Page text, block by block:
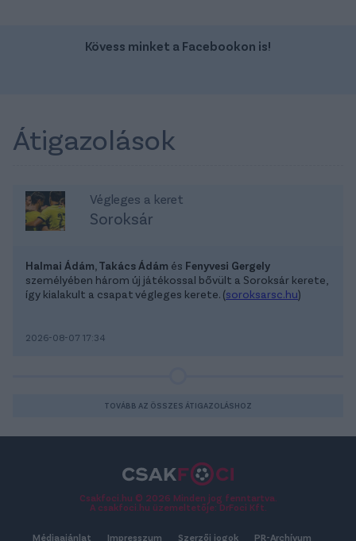
Kövess minket a Facebookon is!
Átigazolások
Végleges a keret
Soroksár
Halmai Ádám, Takács Ádám és Fenyvesi Gergely
személyében három új játékossal bővült a Soroksár kerete,
így kialakult a csapat végleges kerete. (soroksarsc.hu)
2026-08-07 17:34
TOVÁBB AZ ÖSSZES ÁTIGAZOLÁSHOZ
Csakfoci.hu © 2026 Minden jog fenntartva.
A csakfoci.hu üzemeltetője: DrFoci Kft.
Médiaajánlat Impresszum Szerzői jogok PR-Archívum